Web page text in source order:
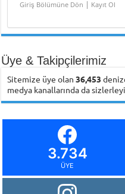
Giriş Bölümüne Dön | Kayıt Ol
Üye & Takipçilerimiz
Sitemize üye olan36,453
medya kanallarında da
3.734
ÜYE